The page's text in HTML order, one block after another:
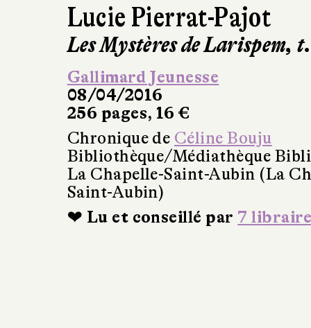
Lucie Pierrat-Pajot
Les Mystères de Larispem,
Gallimard Jeunesse
08/04/2016
256 pages, 16 €
Chronique de Céline Bouju
Bibliothèque/Médiathèque
La Chapelle-Saint-Aubin (La
Saint-Aubin)
❤ Lu et conseillé par 7